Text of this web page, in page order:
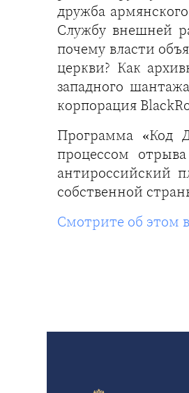
дружба
Службу внешней
почему власти
церкви? Как
западного
корпорация
Программа «Код
процессом
антироссийский
собственной
Смотрите об этом